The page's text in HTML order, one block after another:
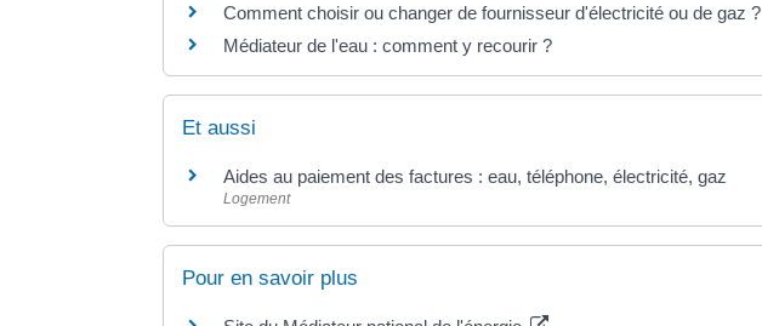
Comment choisir ou changer de fournisseur d'électricité ou de gaz ?
Médiateur de l'eau : comment y recourir ?
Et aussi
Aides au paiement des factures : eau, téléphone, électricité, gaz
Logement
Pour en savoir plus